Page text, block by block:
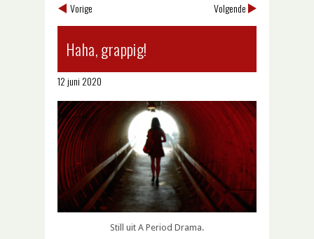
Vorige Volgende
Haha, grappig!
12 juni 2020
Still uit A Period Drama.